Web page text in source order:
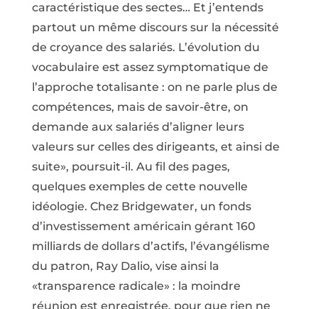
caractéristique des sectes… Et j’entends
partout un même discours sur la nécessité
de croyance des salariés. L’évolution du
vocabulaire est assez symptomatique de
l’approche totalisante : on ne parle plus de
compétences, mais de savoir-être, on
demande aux salariés d’aligner leurs
valeurs sur celles des dirigeants, et ainsi de
suite», poursuit-il. Au fil des pages,
quelques exemples de cette nouvelle
idéologie. Chez Bridgewater, un fonds
d’investissement américain gérant 160
milliards de dollars d’actifs, l’évangélisme
du patron, Ray Dalio, vise ainsi la
«transparence radicale» : la moindre
réunion est enregistrée, pour que rien ne